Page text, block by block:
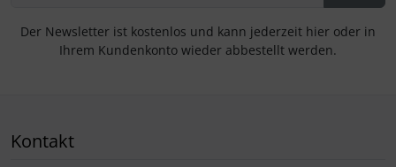
Der Newsletter ist kostenlos und kann jederzeit hier oder in
Ihrem Kundenkonto wieder abbestellt werden.
Kontakt